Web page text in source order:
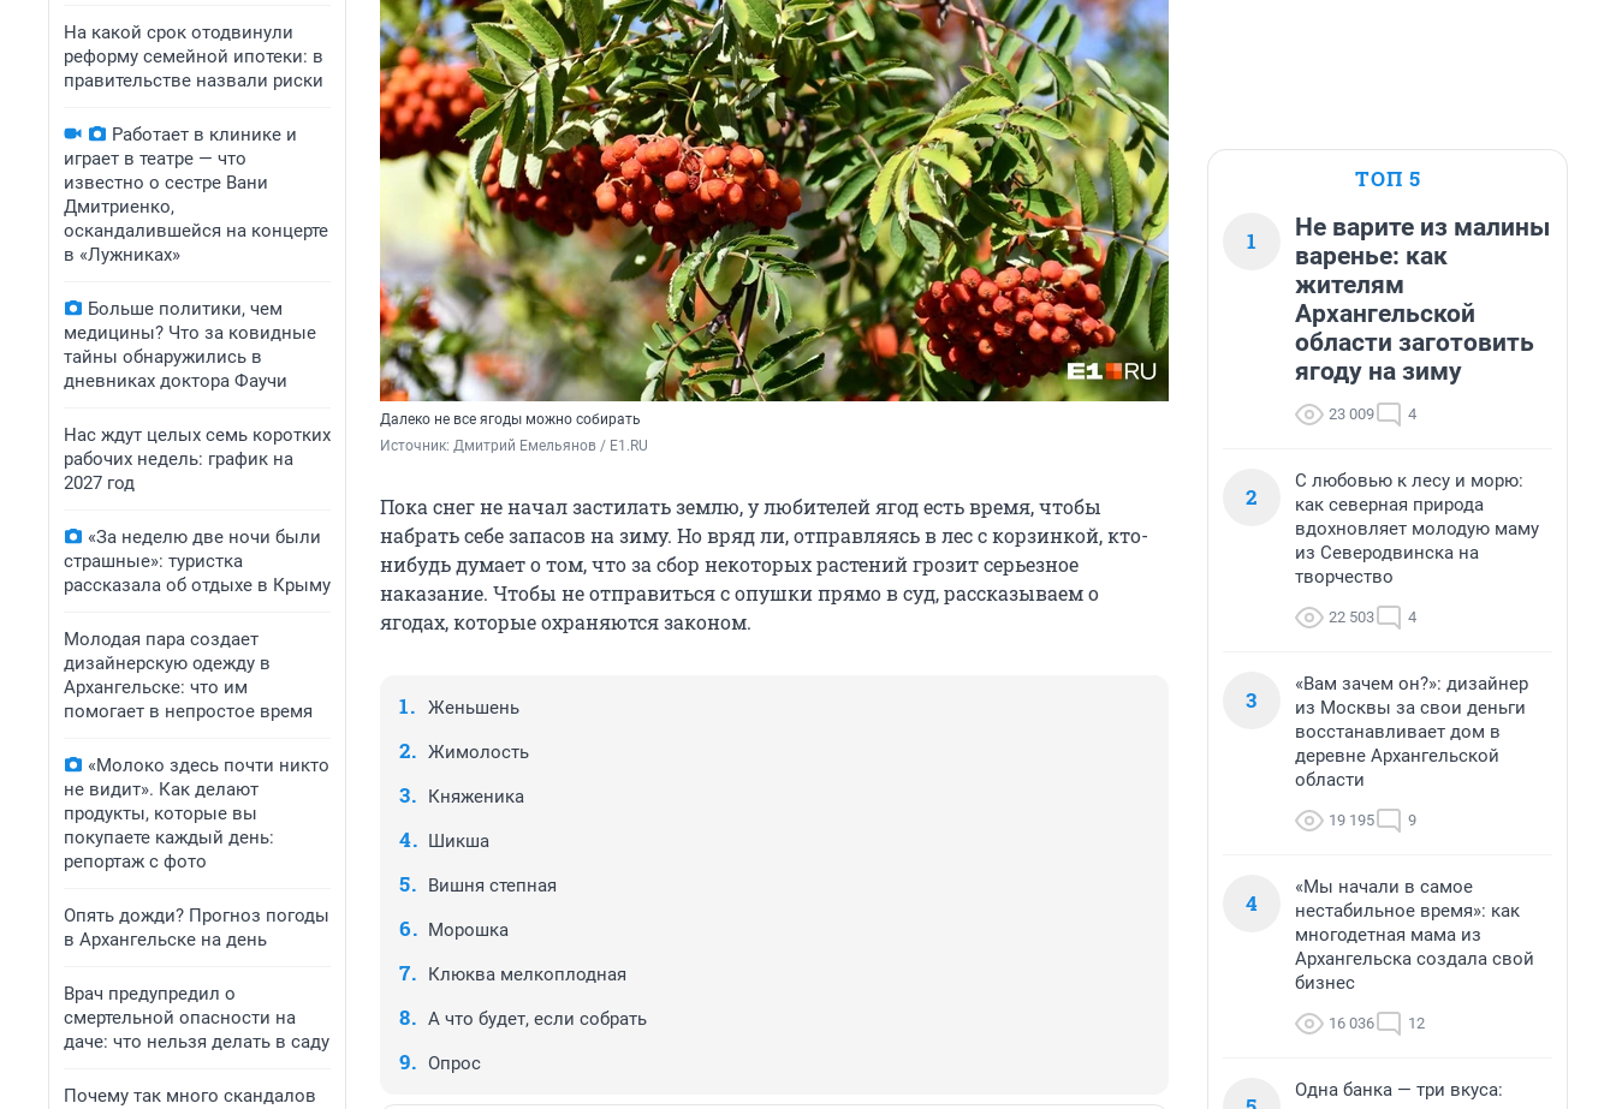
На какой срок отодвинули
реформу семейной ипотеки: в
правительстве назвали риски
Работает в клинике и
играет в театре — что
известно о сестре Вани
Дмитриенко,
оскандалившейся на концерте
в «Лужниках»
Больше политики, чем
медицины? Что за ковидные
тайны обнаружились в
дневниках доктора Фаучи
Нас ждут целых семь коротких
рабочих недель: график на
2027 год
«За неделю две ночи были
страшные»: туристка
рассказала об отдыхе в Крыму
Молодая пара создает
дизайнерскую одежду в
Архангельске: что им
помогает в непростое время
«Молоко здесь почти никто
не видит». Как делают
продукты, которые вы
покупаете каждый день:
репортаж с фото
Опять дожди? Прогноз погоды
в Архангельске на день
Врач предупредил о
смертельной опасности на
даче: что нельзя делать в саду
Почему так много скандалов
Далеко не все ягоды можно собирать
Источник: Дмитрий Емельянов / E1.RU
Пока снег не начал застилать землю, у любителей ягод есть время, чтобы
набрать себе запасов на зиму. Но вряд ли, отправляясь в лес с корзинкой, кто-
нибудь думает о том, что за сбор некоторых растений грозит серьезное
наказание. Чтобы не отправиться с опушки прямо в суд, рассказываем о
ягодах, которые охраняются законом.
Женьшень
Жимолость
Княженика
Шикша
Вишня степная
Морошка
Клюква мелкоплодная
А что будет, если собрать
Опрос
ТОП 5
1
Не варите из малины
варенье: как
жителям
Архангельской
области заготовить
ягоду на зиму
23 009 4
2
С любовью к лесу и морю:
как северная природа
вдохновляет молодую маму
из Северодвинска на
творчество
22 503 4
3
«Вам зачем он?»: дизайнер
из Москвы за свои деньги
восстанавливает дом в
деревне Архангельской
области
19 195 9
4
«Мы начали в самое
нестабильное время»: как
многодетная мама из
Архангельска создала свой
бизнес
16 036 12
Одна банка — три вкуса: